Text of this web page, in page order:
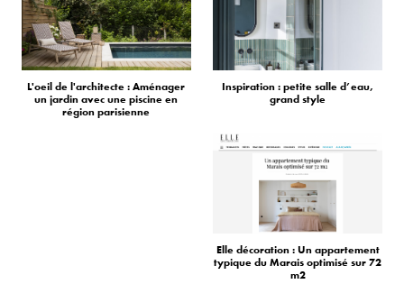
L'oeil de l'architecte : Aménager
un jardin avec une piscine en
région parisienne
Inspiration : petite salle d’eau,
grand style
Elle décoration : Un appartement
typique du Marais optimisé sur 72
m2